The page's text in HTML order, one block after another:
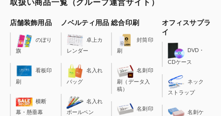
取扱い商品一覧（グループ運営サイト）
店舗装飾用品
のぼり
旗
看板印
刷
横断
幕・懸垂幕
ノベルティ用品
卓上カ
レンダー
名入れ
バッグ
名入れ
ボールペン
総合印刷
封筒印
刷
名刺印
刷（データ入
稿）
名刺印
オフィスサプラ
イ
DVD・
CDケース
ネック
ストラップ
名刺ケ